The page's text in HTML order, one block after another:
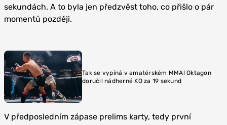
sekundách. A to byla jen předzvěst toho, co přišlo o pár
momentů později.
Tak se vypíná v amatérském MMA! Oktagon
doručil nádherné KO za 19 sekund
V předposledním zápase prelims karty, tedy první